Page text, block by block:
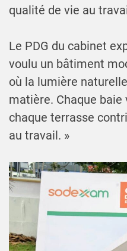
qualité de vie au
Le PDG du cabinet
voulu un bâtiment
où la lumière
matière. Chaque baie
chaque terrasse
au travail. »